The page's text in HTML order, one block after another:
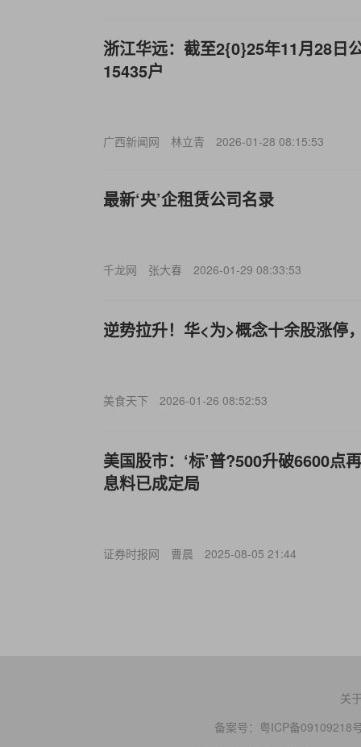
浙江华远：截至2{0}25年11月28日
15435户
广西新闻网 林立青 2026-01-28 08:15:53
最新‘央’企租赁公司名录
千龙网 张大春 2026-01-29 08:33:53
逆势拉升！华<为>概念十余股涨停
美食天下 2026-01-26 08:52:53
美国股市：‘标’普?500升破6600点
息料已成定局
证券时报网 曹晨 2025-08-05 21:44
关
备案号： 粤ICP备09109218